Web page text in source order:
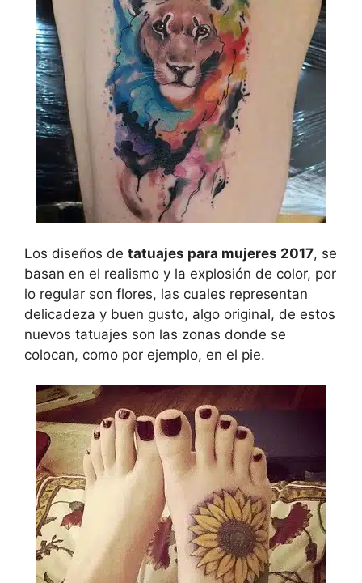
Los diseños de tatuajes para mujeres 2017, se
basan en el realismo y la explosión de color, por
lo regular son flores, las cuales representan
delicadeza y buen gusto, algo original, de estos
nuevos tatuajes son las zonas donde se
colocan, como por ejemplo, en el pie.